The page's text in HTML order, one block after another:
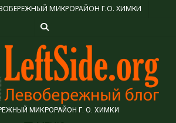
МИКРОРАЙОН Г.О. ХИМКИ
МИКРОРАЙОН Г. О. ХИМКИ